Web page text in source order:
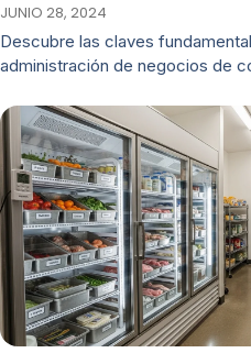
JUNIO 28, 2024
Descubre las claves
administración de negocios de